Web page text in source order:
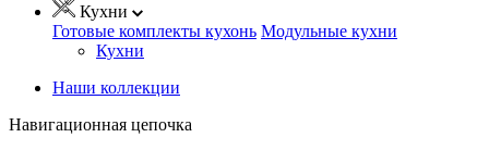
Кухни
Готовые комплекты кухонь Модульные кухни
Кухни
Наши коллекции
Навигационная цепочка